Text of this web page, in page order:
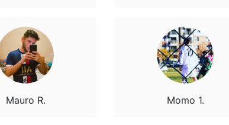
Mauro R. Momo 1.